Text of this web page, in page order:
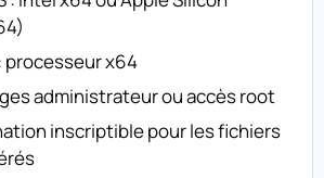
processeur x64
administrateur ou accès root
inscriptible pour les fichiers